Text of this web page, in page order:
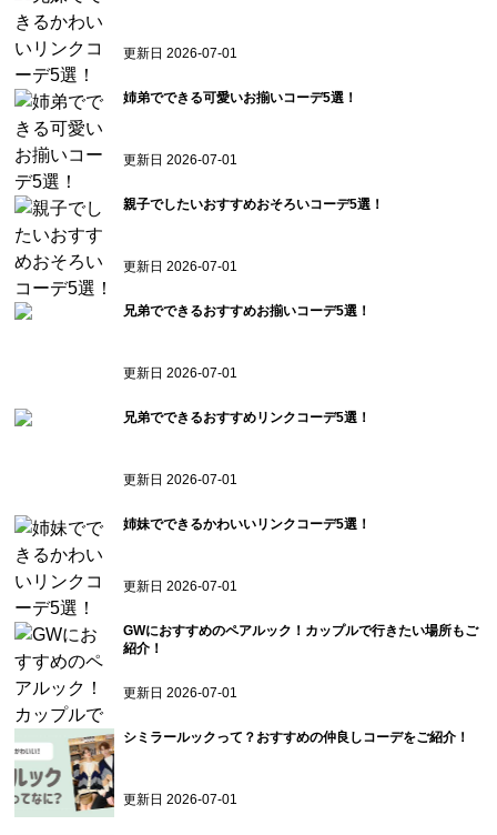
更新日2026-07-01
姉弟でできる可愛いお揃いコーデ5選！
更新日2026-07-01
親子でしたいおすすめおそろいコーデ5選！
更新日2026-07-01
兄弟でできるおすすめお揃いコーデ5選！
更新日2026-07-01
兄弟でできるおすすめリンクコーデ5選！
更新日2026-07-01
姉妹でできるかわいいリンクコーデ5選！
更新日2026-07-01
GWにおすすめのペアルック！カップルで行きたい場所もご
紹介！
更新日2026-07-01
シミラールックって？おすすめの仲良しコーデをご紹介！
更新日2026-07-01